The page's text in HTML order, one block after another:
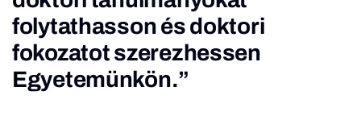
folytathasson és doktori
fokozatot szerezhessen
Egyetemünkön.”